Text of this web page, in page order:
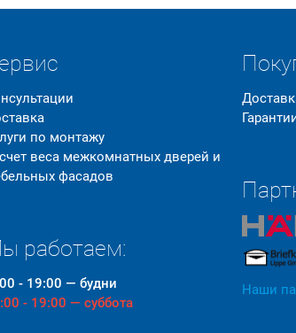
по монтажу
веса межкомнатных дверей и
фасадов
работаем:
- 19:00 — будни
- 19:00 — суббота
Наши